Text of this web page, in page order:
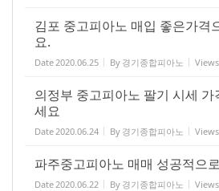
김포 중고피아노 매입 좋은가격
요.
Date 2020.06.25 By 경기종합피아노 Views
의정부 중고피아노 팔기 시세
세요
Date 2020.06.24 By 경기종합피아노 Views
파주중고피아노 매매 성공적으
Date 2020.06.22 By 경기종합피아노 Views